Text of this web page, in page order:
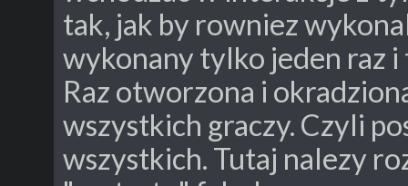
tak, jak by rowniez
wykonany tylko jeden raz i
Raz otworzona i
wszystkich graczy. Czyli
wszystkich. Tutaj nalezy